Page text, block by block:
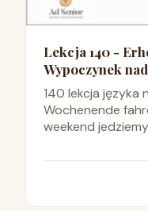
Lekcja 140 -
Wypoczynek
140 lekcja języka
Wochenende
weekend